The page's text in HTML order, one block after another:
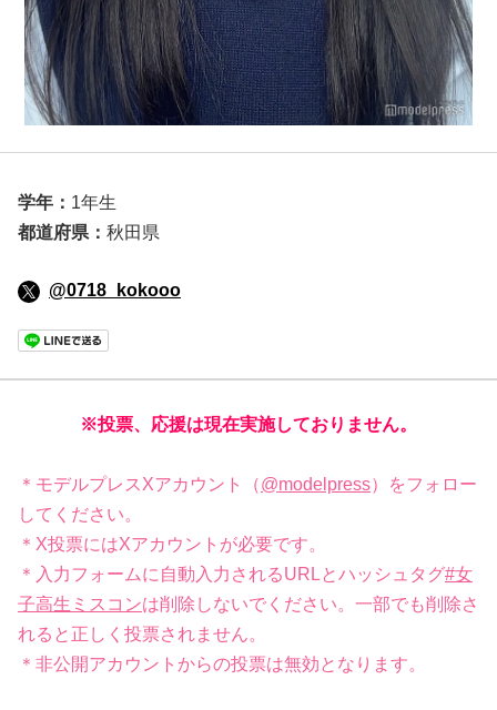
学年： 1年生
都道府県： 秋田県
@0718_kokooo
※投票、応援は現在実施しておりません。
＊モデルプレスXアカウント（@modelpress）をフォロー
してください。
＊X投票にはXアカウントが必要です。
＊入力フォームに自動入力されるURLとハッシュタグ#女
子高生ミスコンは削除しないでください。一部でも削除さ
れると正しく投票されません。
＊非公開アカウントからの投票は無効となります。